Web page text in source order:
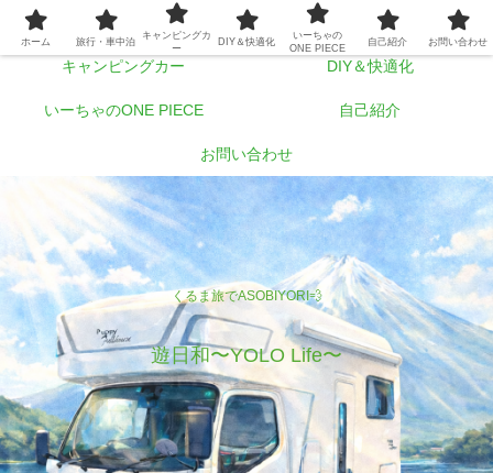
くるま旅でASOBIYORI💨
遊日和〜YOLO Life〜
ホーム 旅行・車中泊
キャンピングカー DIY＆快適化
いーちゃのONE PIECE 自己紹介
お問い合わせ
ホーム 旅行・車中泊
キャンピングカ
ー
DIY＆快適化
いーちゃの
ONE PIECE
自己紹介 お問い合わせ